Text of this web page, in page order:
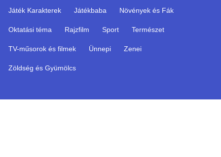
Játék Karakterek Játékbaba Növények és Fák
Oktatási téma Rajzfilm Sport Természet
TV-műsorok és filmek Ünnepi Zenei
Zöldség és Gyümölcs